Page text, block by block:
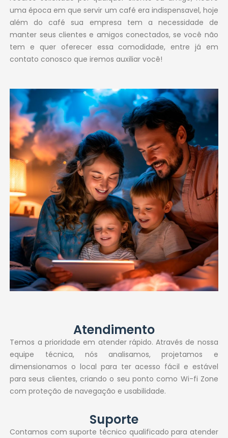
uma época em que servir um café era indispensavel, hoje
além do café sua empresa tem a necessidade de
manter seus clientes e amigos conectados, se você não
tem e quer oferecer essa comodidade, entre já em
contato conosco que iremos auxiliar você!
Atendimento
Temos a prioridade em atender rápido. Através de nossa
equipe técnica, nós analisamos, projetamos e
dimensionamos o local para ter acesso fácil e estável
para seus clientes, criando o seu ponto como Wi-fi Zone
com proteção de navegação e usabilidade.
Suporte
Contamos com suporte técnico qualificado para atender